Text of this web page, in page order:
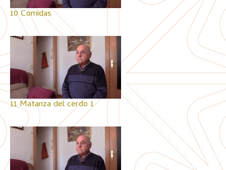
10 Comidas
11 Matanza del cerdo 1